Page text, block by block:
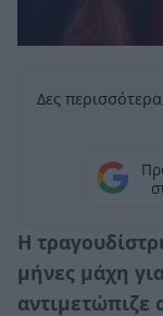
Δες
Η
μήνες μάχη